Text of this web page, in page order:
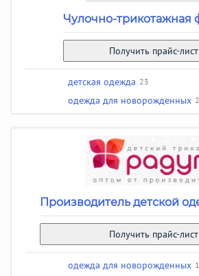
Чулочно-трикотажная
Получить прайс-лист
детская одежда 23
одежда для новорожденных
Производитель детской
Получить прайс-лист
одежда для новорожденных